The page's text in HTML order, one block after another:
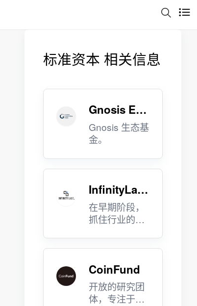
标准资本 相关信息
Gnosis Eco
system Fun
d
Gnosis 生态基
金。
InfinityLab
s
在早期阶段，
抓住行业的巨
CoinFund
开放的研究团
体，专注于区